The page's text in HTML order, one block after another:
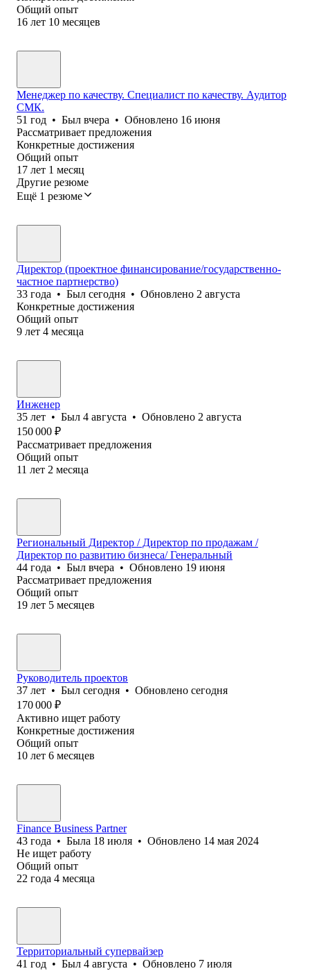
Общий опыт
16 лет 10 месяцев
Менеджер по качеству. Специалист по качеству. Аудитор
СМК.
51 год • Был вчера • Обновлено 16 июня
Рассматривает предложения
Конкретные достижения
Общий опыт
17 лет 1 месяц
Другие резюме
Ещё 1 резюме
Директор (проектное финансирование/государственно-
частное партнерство)
33 года • Был сегодня • Обновлено 2 августа
Конкретные достижения
Общий опыт
9 лет 4 месяца
Инженер
35 лет • Был 4 августа • Обновлено 2 августа
150 000 ₽
Рассматривает предложения
Общий опыт
11 лет 2 месяца
Региональный Директор / Директор по продажам /
Директор по развитию бизнеса/ Генеральный
44 года • Был вчера • Обновлено 19 июня
Рассматривает предложения
Общий опыт
19 лет 5 месяцев
Руководитель проектов
37 лет • Был сегодня • Обновлено сегодня
170 000 ₽
Активно ищет работу
Конкретные достижения
Общий опыт
10 лет 6 месяцев
Finance Business Partner
43 года • Была 18 июля • Обновлено 14 мая 2024
Не ищет работу
Общий опыт
22 года 4 месяца
Территориальный супервайзер
41 год • Был 4 августа • Обновлено 7 июля